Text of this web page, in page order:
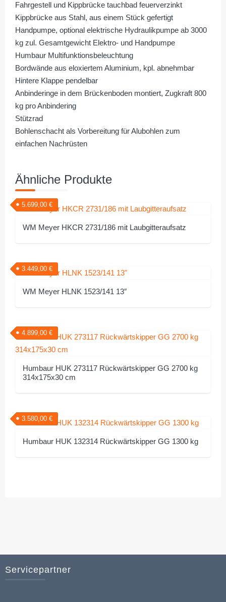
Fahrgestell und Kippbrücke tauchbad feuerverzinkt
Kippbrücke aus Stahl, aus einem Stück gefertigt
Handpumpe, optional elektrische Hydraulikpumpe ab 3000
kg zul. Gesamtgewicht Elektro- und Handpumpe
Humbaur Multifunktionsbeleuchtung
Bordwände aus eloxiertem Aluminium, kpl. abnehmbar
Hintere Klappe pendelbar
Anbinderinge in dem Brückenboden montiert, Zugkraft 800
kg pro Anbindering
Stützrad
Bohlenschacht als Vorbereitung für Alubohlen zum
einfachen Nachrüsten
Ähnliche Produkte
WM Meyer HKCR 2731/186 mit Laubgitteraufsatz
5.699,00 €
WM Meyer HLNK 1523/141 13″
3.449,00 €
Humbaur HUK 273117 Rückwärtskipper GG 2700 kg
314x175x30 cm
4.899,00 €
Humbaur HUK 132314 Rückwärtskipper GG 1300 kg
3.580,00 €
Servicepartner